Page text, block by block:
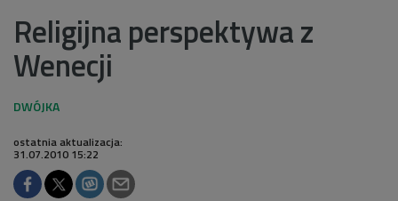
Religijna perspektywa z
Wenecji
ostatnia aktualizacja:
31.07.2010 15:22